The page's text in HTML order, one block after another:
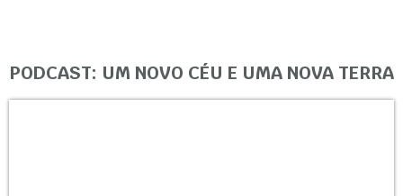
PODCAST: UM NOVO CÉU E UMA NOVA TERRA